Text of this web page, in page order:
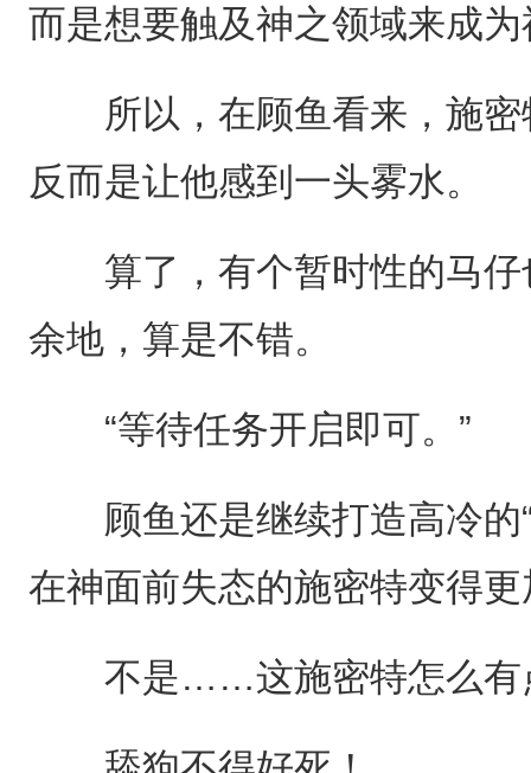
而是想要触及神之领域来成
所以，在顾鱼看来，施密
反而是让他感到一头雾水。
算了，有个暂时性的马仔
余地，算是不错。
“等待任务开启即可。”
顾鱼还是继续打造高冷的“
在神面前失态的施密特变得
不是……这施密特怎么有